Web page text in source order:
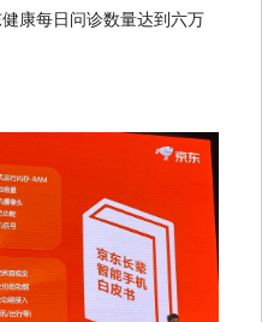
康每日问诊数量达到六万